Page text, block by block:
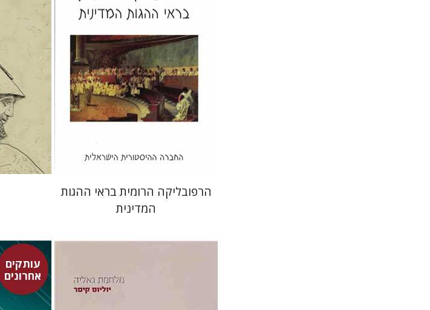
הנחת אתר ספר מודפס
הרפובליקה הרומית בראי ההגות
המדינית
עותקים
אחרונים
עדו